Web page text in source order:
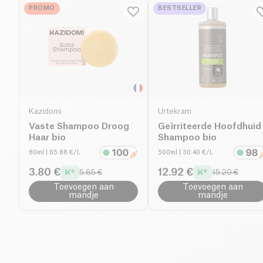
PROMO
Kazidomi
Vaste Shampoo Droog
Haar bio
80ml | 65.88 €/L
3.80 € 5.85 €
Toevoegen aan
mandje
BESTSELLER
Urtekram
Geïrriteerde Hoofdhuid
Shampoo bio
500ml | 30.40 €/L
12.92 € 15.20 €
Toevoegen aan
mandje